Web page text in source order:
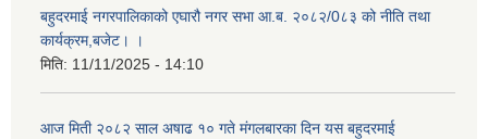
बहुदरमाई नगरपालिकाको एघारौ नगर सभा आ.ब. २०८२/0८३ को नीति तथा
कार्यक्रम,बजेट। ।
मिति: 11/11/2025 - 14:10
आज मिती २०८२ साल अषाढ १० गते मंगलबारका दिन यस बहुदरमाई